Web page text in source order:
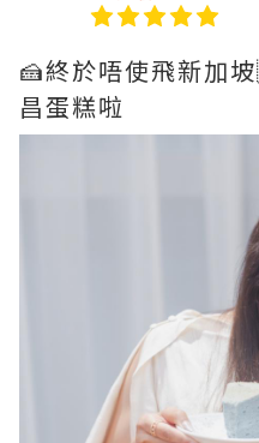
🍰終於唔使飛新加
昌蛋糕啦